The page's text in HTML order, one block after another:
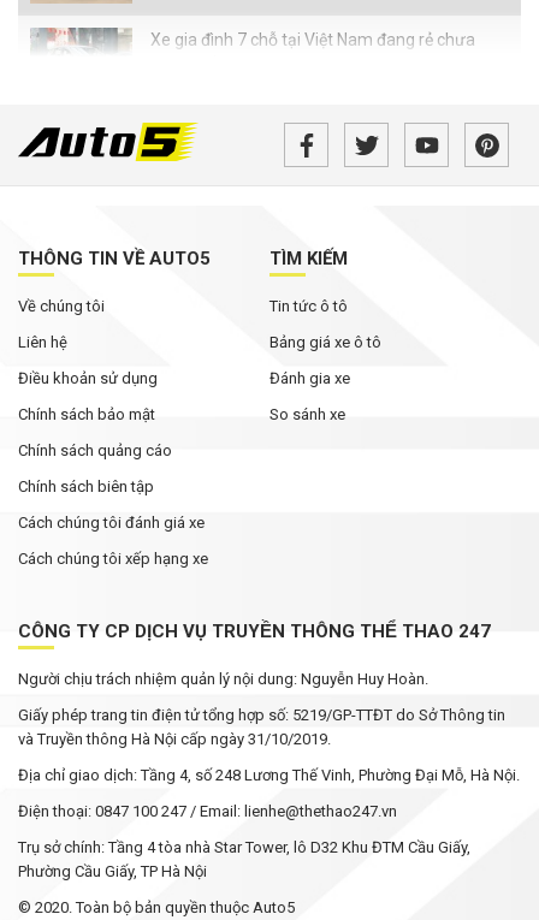
Xe gia đình 7 chỗ tại Việt Nam đang rẻ chưa
Bán tải điện VinFast VF Wild bản tiền thương
mại bất ngờ xuất hiện với loạt thay đổi đáng chú
tô đua nhau nâng thời hạn bảo hành
Rolls-Royce Phantom siêu hiếm xuất hiện trong
bài đăng của Hoa hậu Mai Phương Thúy
THÔNG TIN VỀ AUTO5
Về chúng tôi
Liên hệ
Điều khoản sử dụng
Chính sách bảo mật
Chính sách quảng cáo
Chính sách biên tập
Cách chúng tôi đánh giá xe
Cách chúng tôi xếp hạng xe
TÌM KIẾM
Tin tức ô tô
Bảng giá xe ô tô
Đánh gia xe
So sánh xe
CÔNG TY CP DỊCH VỤ TRUYỀN THÔNG THỂ THAO 247
Người chịu trách nhiệm quản lý nội dung: Nguyễn Huy Hoàn.
Giấy phép trang tin điện tử tổng hợp số: 5219/GP-TTĐT do Sở Thông tin
và Truyền thông Hà Nội cấp ngày 31/10/2019.
Địa chỉ giao dịch: Tầng 4, số 248 Lương Thế Vinh, Phường Đại Mỗ, Hà Nội.
Điện thoại: 0847 100 247 / Email: lienhe@thethao247.vn
Trụ sở chính: Tầng 4 tòa nhà Star Tower, lô D32 Khu ĐTM Cầu Giấy,
Phường Cầu Giấy, TP Hà Nội
© 2020. Toàn bộ bản quyền thuộc Auto5